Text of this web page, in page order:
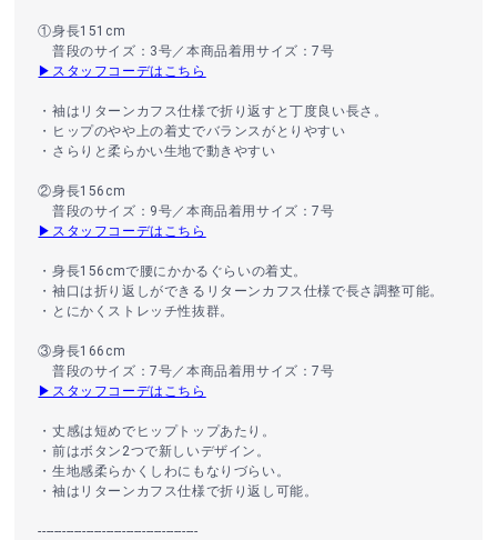
①身長151cm
普段のサイズ：3号／本商品着用サイズ：7号
▶スタッフコーデはこちら
・袖はリターンカフス仕様で折り返すと丁度良い長さ。
・ヒップのやや上の着丈でバランスがとりやすい
・さらりと柔らかい生地で動きやすい
②身長156cm
普段のサイズ：9号／本商品着用サイズ：7号
▶スタッフコーデはこちら
・身長156cmで腰にかかるぐらいの着丈。
・袖口は折り返しができるリターンカフス仕様で長さ調整可能。
・とにかくストレッチ性抜群。
③身長166cm
普段のサイズ：7号／本商品着用サイズ：7号
▶スタッフコーデはこちら
・丈感は短めでヒップトップあたり。
・前はボタン2つで新しいデザイン。
・生地感柔らかくしわにもなりづらい。
・袖はリターンカフス仕様で折り返し可能。
----------------------------------------